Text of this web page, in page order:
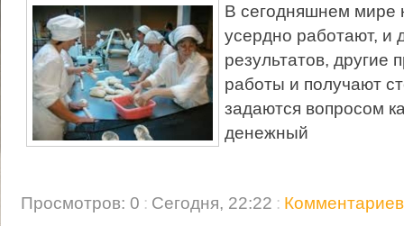
В сегодняшнем мире
усердно работают, и
результатов, другие
работы и получают
задаются вопросом
денежный
Просмотров: 0 : Сегодня, 22:22 :